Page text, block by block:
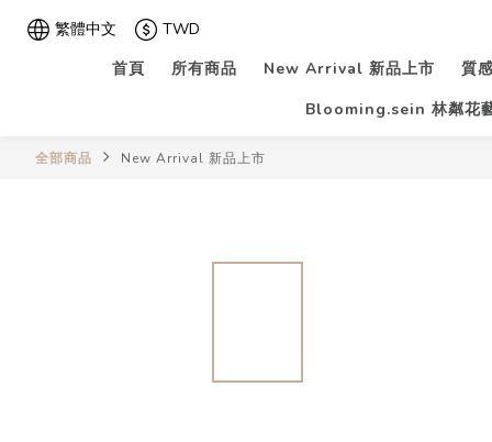
繁體中文
TWD
首頁
所有商品 New Arrival 新品上市
質
Blooming.sein 林粼花
全部商品 New Arrival 新品上市